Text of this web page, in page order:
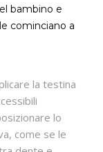
bambino e
cominciano a
la testina
lo
come se le